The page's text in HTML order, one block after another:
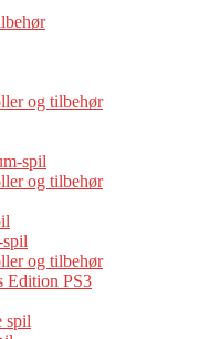
og tilbehør
spil
og tilbehør
og tilbehør
Edition PS3
spil